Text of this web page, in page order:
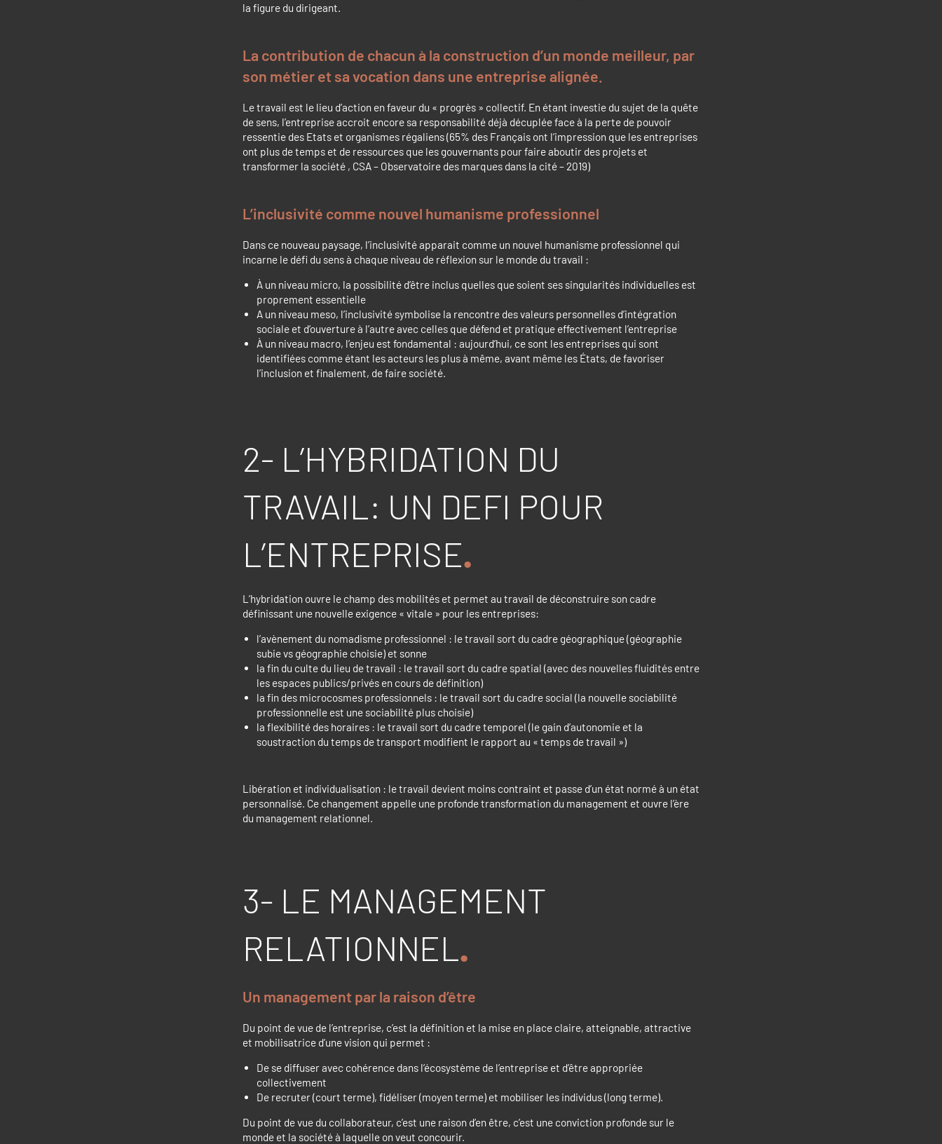
la figure du dirigeant.
La contribution de chacun à la construction d’un monde meilleur, par
son métier et sa vocation dans une entreprise alignée.
Le travail est le lieu d’action en faveur du « progrès » collectif. En étant investie du sujet de la quête
de sens, l’entreprise accroit encore sa responsabilité déjà décuplée face à la perte de pouvoir
ressentie des Etats et organismes régaliens (65% des Français ont l’impression que les entreprises
ont plus de temps et de ressources que les gouvernants pour faire aboutir des projets et
transformer la société , CSA – Observatoire des marques dans la cité – 2019)
L’inclusivité comme nouvel humanisme professionnel
Dans ce nouveau paysage, l’inclusivité apparait comme un nouvel humanisme professionnel qui
incarne le défi du sens à chaque niveau de réflexion sur le monde du travail :
À un niveau micro, la possibilité d’être inclus quelles que soient ses singularités individuelles est
proprement essentielle
A un niveau meso, l’inclusivité symbolise la rencontre des valeurs personnelles d’intégration
sociale et d’ouverture à l’autre avec celles que défend et pratique effectivement l’entreprise
À un niveau macro, l’enjeu est fondamental : aujourd’hui, ce sont les entreprises qui sont
identifiées comme étant les acteurs les plus à même, avant même les États, de favoriser
l’inclusion et finalement, de faire société.
2- L’HYBRIDATION DU
TRAVAIL: UN DEFI POUR
L’ENTREPRISE
L’hybridation ouvre le champ des mobilités et permet au travail de déconstruire son cadre
définissant une nouvelle exigence « vitale » pour les entreprises:
l’avènement du nomadisme professionnel : le travail sort du cadre géographique (géographie
subie vs géographie choisie) et sonne
la fin du culte du lieu de travail : le travail sort du cadre spatial (avec des nouvelles fluidités entre
les espaces publics/privés en cours de définition)
la fin des microcosmes professionnels : le travail sort du cadre social (la nouvelle sociabilité
professionnelle est une sociabilité plus choisie)
la flexibilité des horaires : le travail sort du cadre temporel (le gain d’autonomie et la
soustraction du temps de transport modifient le rapport au « temps de travail »)
Libération et individualisation : le travail devient moins contraint et passe d’un état normé à un état
personnalisé. Ce changement appelle une profonde transformation du management et ouvre l’ère
du management relationnel.
3- LE MANAGEMENT
RELATIONNEL
Un management par la raison d’être
Du point de vue de l’entreprise, c’est la définition et la mise en place claire, atteignable, attractive
et mobilisatrice d’une vision qui permet :
De se diffuser avec cohérence dans l’écosystème de l’entreprise et d’être appropriée
collectivement
De recruter (court terme), fidéliser (moyen terme) et mobiliser les individus (long terme).
Du point de vue du collaborateur, c’est une raison d’en être, c’est une conviction profonde sur le
monde et la société à laquelle on veut concourir.